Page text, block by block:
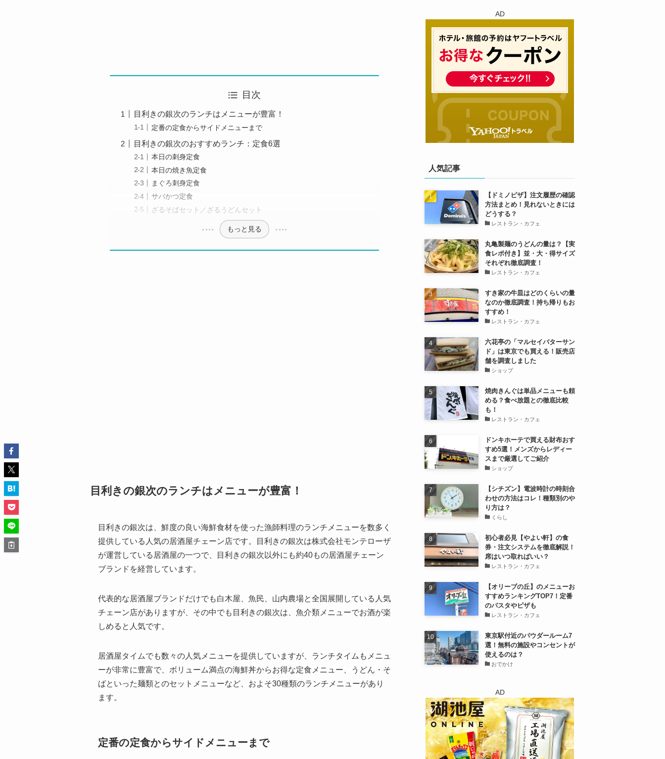
目次
目利きの銀次のランチはメニューが豊富！
定番の定食からサイドメニューまで
目利きの銀次のおすすめランチ：定食6選
本日の刺身定食
本日の焼き魚定食
まぐろ刺身定食
サバかつ定食
ざるそばセット／ざるうどんセット
もっと見る
目利きの銀次のランチはメニューが豊富！
目利きの銀次は、鮮度の良い海鮮食材を使った漁師料理のランチメニューを数多く
提供している人気の居酒屋チェーン店です。目利きの銀次は株式会社モンテローザ
が運営している居酒屋の一つで、目利きの銀次以外にも約40もの居酒屋チェーン
ブランドを経営しています。
代表的な居酒屋ブランドだけでも白木屋、魚民、山内農場と全国展開している人気
チェーン店がありますが、その中でも目利きの銀次は、魚介類メニューでお酒が楽
しめると人気です。
居酒屋タイムでも数々の人気メニューを提供していますが、ランチタイムもメニュ
ーが非常に豊富で、ボリューム満点の海鮮丼からお得な定食メニュー、うどん・そ
ばといった麺類とのセットメニューなど、およそ30種類のランチメニューがあり
ます。
定番の定食からサイドメニューまで
AD
人気記事
【ドミノピザ】注文履歴の確認
方法まとめ！見れないときには
どうする？
レストラン・カフェ
丸亀製麺のうどんの量は？【実
食レポ付き】並・大・得サイズ
それぞれ徹底調査！
レストラン・カフェ
すき家の牛皿はどのくらいの量
なのか徹底調査！持ち帰りもお
すすめ！
レストラン・カフェ
六花亭の「マルセイバターサン
ド」は東京でも買える！販売店
舗を調査しました
ショップ
焼肉きんぐは単品メニューも頼
める？食べ放題との徹底比較
も！
レストラン・カフェ
ドンキホーテで買える財布おす
すめ5選！メンズからレディー
スまで厳選してご紹介
ショップ
【シチズン】電波時計の時刻合
わせの方法はコレ！種類別のや
り方は？
くらし
初心者必見【やよい軒】の食
券・注文システムを徹底解説！
席はいつ取ればいい？
レストラン・カフェ
【オリーブの丘】のメニューお
すすめランキングTOP7！定番
のパスタやピザも
レストラン・カフェ
東京駅付近のパウダールーム7
選！無料の施設やコンセントが
使えるのは？
おでかけ
AD